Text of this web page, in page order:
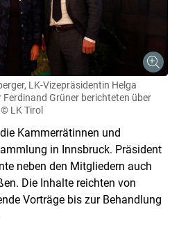
LK-Vizepräsidentin Helga
Grüner berichteten über
© LK Tirol
Kammerrätinnen und
in Innsbruck. Präsident
neben den Mitgliedern auch
Die Inhalte reichten von
Vorträge bis zur Behandlung